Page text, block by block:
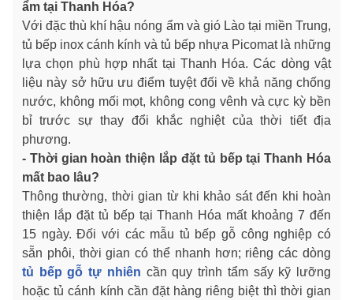
ẩm tại Thanh Hóa?
Với đặc thù khí hậu nóng ẩm và gió Lào tại miền Trung,
tủ bếp inox cánh kính và tủ bếp nhựa Picomat là những
lựa chọn phù hợp nhất tại Thanh Hóa. Các dòng vật
liệu này sở hữu ưu điểm tuyệt đối về khả năng chống
nước, không mối mọt, không cong vênh và cực kỳ bền
bỉ trước sự thay đổi khắc nghiệt của thời tiết địa
phương.
- Thời gian hoàn thiện lắp đặt tủ bếp tại Thanh Hóa
mất bao lâu?
Thông thường, thời gian từ khi khảo sát đến khi hoàn
thiện lắp đặt tủ bếp tại Thanh Hóa mất khoảng 7 đến
15 ngày. Đối với các mẫu tủ bếp gỗ công nghiệp có
sẵn phôi, thời gian có thể nhanh hơn; riêng các dòng
tủ bếp gỗ tự nhiên cần quy trình tẩm sấy kỹ lưỡng
hoặc tủ cánh kính cần đặt hàng riêng biệt thì thời gian